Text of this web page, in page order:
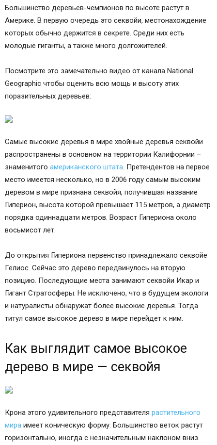
Большинство деревьев-чемпионов по высоте растут в
Америке. В первую очередь это секвойи, местонахождение
которых обычно держится в секрете. Среди них есть
молодые гиганты, а также много долгожителей.
Посмотрите это замечательно видео от канала National
Geographic чтобы оценить всю мощь и высоту этих
поразительных деревьев:
Самые высокие деревья в мире хвойные деревья секвойи
распространены в основном на территории Калифорнии –
знаменитого американского штата. Претендентов на первое
место имеется несколько, но в 2006 году самым высоким
деревом в мире признана секвойя, получившая название
Гиперион, высота которой превышает 115 метров, а диаметр
порядка одиннадцати метров. Возраст Гипериона около
восьмисот лет.
До открытия Гипериона первенство принадлежало секвойе
Гелиос. Сейчас это дерево передвинулось на вторую
позицию. Последующие места занимают секвойи Икар и
Гигант Стратосферы. Не исключено, что в будущем экологи
и натуралисты обнаружат более высокие деревья. Тогда
титул самое высокое дерево в мире перейдет к ним.
Как выглядит самое высокое
дерево в мире — секвойя
Крона этого удивительного представителя растительного
мира имеет коническую форму. Большинство веток растут
горизонтально, иногда с незначительным наклоном вниз.